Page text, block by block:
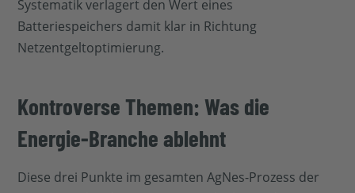
Systematik verlagert den Wert eines
Batteriespeichers damit klar in Richtung
Netzentgeltoptimierung.
Kontroverse Themen: Was die
Energie-Branche ablehnt
Diese drei Punkte im gesamten AgNes-Prozess der